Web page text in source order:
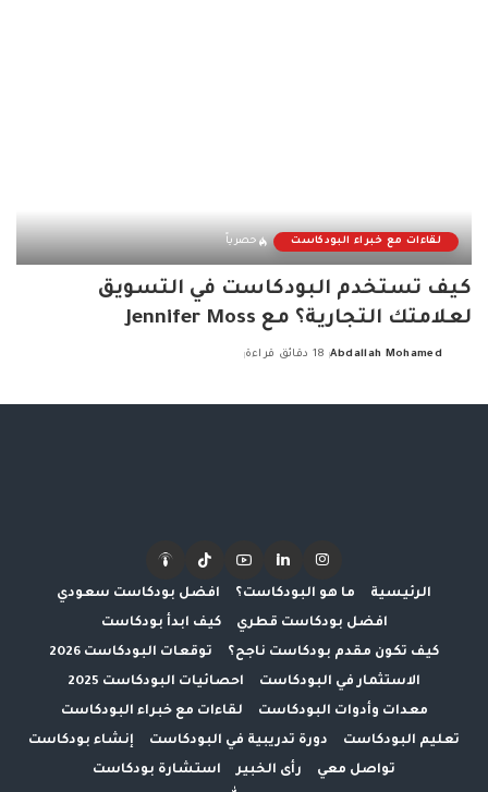
لقاءات مع خبراء البودكاست حصرياً
كيف تستخدم البودكاست في التسويق
لعلامتك التجارية؟ مع Jennifer Moss
Abdallah Mohamed 18 دقائق قراءة
الرئيسية ما هو البودكاست؟
افضل بودكاست سعودي
افضل بودكاست قطري
كيف ابدأ بودكاست
كيف تكون مقدم بودكاست ناجح؟
توقعات البودكاست 2026
الاستثمار في البودكاست
احصائيات البودكاست 2025
معدات وأدوات البودكاست
لقاءات مع خبراء البودكاست
تعليم البودكاست
دورة تدريبية في البودكاست
إنشاء بودكاست
تواصل معي
رأى الخبير
استشارة بودكاست